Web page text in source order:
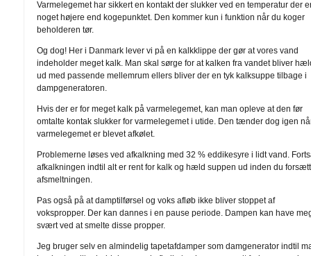
Varmelegemet har sikkert en kontakt der slukker ved en temperatur der
noget højere end kogepunktet. Den kommer kun i funktion når du koger
beholderen tør.
Og dog! Her i Danmark lever vi på en kalkklippe der gør at vores vand
indeholder meget kalk. Man skal sørge for at kalken fra vandet bliver
ud med passende mellemrum ellers bliver der en tyk kalksuppe tilbage i
dampgeneratoren.
Hvis der er for meget kalk på varmelegemet, kan man opleve at den før
omtalte kontak slukker for varmelegemet i utide. Den tænder dog igen
varmelegemet er blevet afkølet.
Problemerne løses ved afkalkning med 32 % eddikesyre i lidt vand.
afkalkningen indtil alt er rent for kalk og hæld suppen ud inden du
afsmeltningen.
Pas også på at damptilførsel og voks afløb ikke bliver stoppet af
vokspropper. Der kan dannes i en pause periode. Dampen kan have
svært ved at smelte disse propper.
Jeg bruger selv en almindelig tapetafdamper som damgenerator indtil